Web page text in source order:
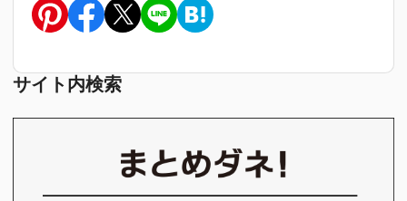
サイト内検索